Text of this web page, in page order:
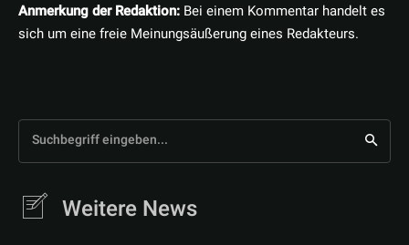
Anmerkung der Redaktion: Bei einem Kommentar handelt es
sich um eine freie Meinungsäußerung eines Redakteurs.
Suchbegriff eingeben...
Weitere News